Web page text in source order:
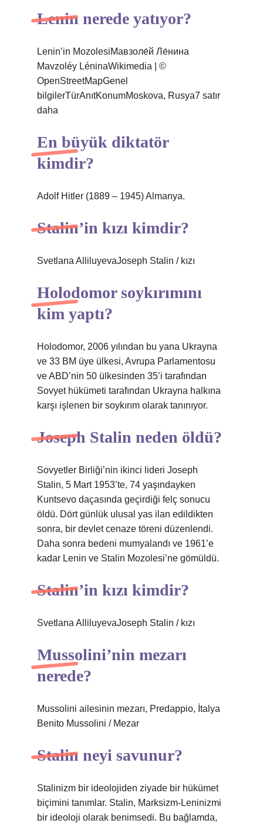
Lenin nerede yatıyor?
Lenin’in MozolesiМавзоле́й Ле́нина
Mavzoléy LéninaWikimedia | ©
OpenStreetMapGenel
bilgilerTürAnıtKonumMoskova, Rusya7 satır
daha
En büyük diktatör
kimdir?
Adolf Hitler (1889 – 1945) Almanya.
Stalin’in kızı kimdir?
Svetlana AlliluyevaJoseph Stalin / kızı
Holodomor soykırımını
kim yaptı?
Holodomor, 2006 yılından bu yana Ukrayna
ve 33 BM üye ülkesi, Avrupa Parlamentosu
ve ABD’nin 50 ülkesinden 35’i tarafından
Sovyet hükümeti tarafından Ukrayna halkına
karşı işlenen bir soykırım olarak tanınıyor.
Joseph Stalin neden öldü?
Sovyetler Birliği’nin ikinci lideri Joseph
Stalin, 5 Mart 1953’te, 74 yaşındayken
Kuntsevo daçasında geçirdiği felç sonucu
öldü. Dört günlük ulusal yas ilan edildikten
sonra, bir devlet cenaze töreni düzenlendi.
Daha sonra bedeni mumyalandı ve 1961’e
kadar Lenin ve Stalin Mozolesi’ne gömüldü.
Stalin’in kızı kimdir?
Svetlana AlliluyevaJoseph Stalin / kızı
Mussolini’nin mezarı
nerede?
Mussolini ailesinin mezarı, Predappio, İtalya
Benito Mussolini / Mezar
Stalin neyi savunur?
Stalinizm bir ideolojiden ziyade bir hükümet
biçimini tanımlar. Stalin, Marksizm-Leninizmi
bir ideoloji olarak benimsedi. Bu bağlamda,